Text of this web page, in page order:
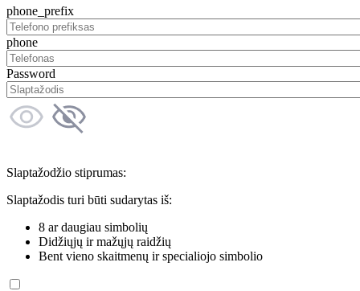
phone_prefix
phone
Password
Slaptažodžio stiprumas:
Slaptažodis turi būti sudarytas iš:
8 ar daugiau simbolių
Didžiųjų ir mažųjų raidžių
Bent vieno skaitmenų ir specialiojo simbolio